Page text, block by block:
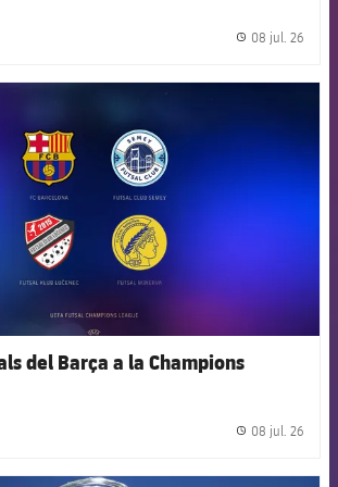
08 jul. 26
del Barça a la Champions
08 jul. 26